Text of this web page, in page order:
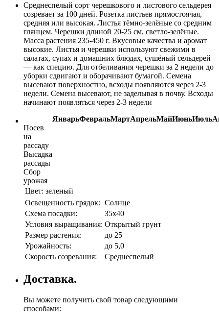
Среднеспелый сорт черешкового и листового сельдерея
созревает за 100 дней. Розетка листьев прямостоячая,
средняя или высокая. Листья тёмно-зелёные со средним
глянцем. Черешки длиной 20-25 см, светло-зелёные.
Масса растения 235-450 г. Вкусовые качества и аромат
высокие. Листья и черешки используют свежими в
салатах, супах и домашних блюдах, сушёный сельдерей
— как специю. Для отбеливания черешки за 2 недели до
уборки сдвигают и оборачивают бумагой. Семена
высевают поверхностно, всходы появляются через 2-3
недели. Семена высевают, не заделывая в почву. Всходы
начинают появляться через 2-3 недели
ЯнварьФевральМартАпрельМайИюньИюль
Посев
на
рассаду
Высадка
рассады
Сбор
урожая
Цвет: зеленый
Освещенность грядок: Солнце
Схема посадки:
35х40
Условия выращивания: Открытый грунт
Размер растения:
до 25
Урожайность:
до 5,0
Скорость созревания:
Среднеспелый
Доставка.
Вы можете получить свой товар следующими
способами: